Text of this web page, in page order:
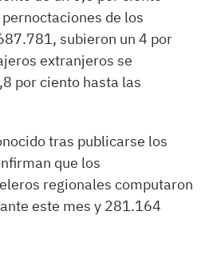
de los
subieron un 4 por
extranjeros se
por ciento hasta las
tras publicarse los
que los
regionales computaron
este mes y 281.164